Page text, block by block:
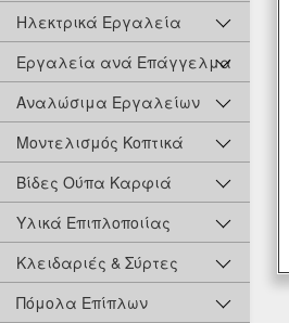
Ηλεκτρικά Εργαλεία
Εργαλεία ανά Επάγγελμα
Αναλώσιμα Εργαλείων
Μοντελισμός Κοπτικά
Βίδες Ούπα Καρφιά
Υλικά Επιπλοποιίας
Κλειδαριές & Σύρτες
Πόμολα Επίπλων